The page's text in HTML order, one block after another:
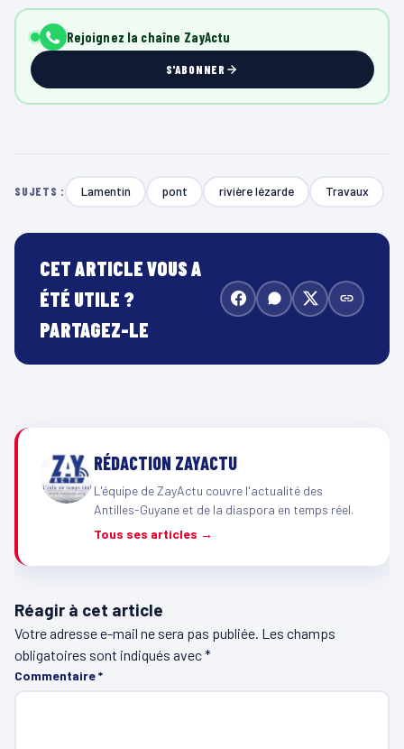
Rejoignez la chaîne ZayActu
S'ABONNER
SUJETS : Lamentin pont rivière lézarde Travaux
CET ARTICLE VOUS A
ÉTÉ UTILE ?
PARTAGEZ-LE
RÉDACTION ZAYACTU
L'équipe de ZayActu couvre l'actualité des
Antilles-Guyane et de la diaspora en temps réel.
Tous ses articles →
Réagir à cet article
Votre adresse e-mail ne sera pas publiée. Les champs
obligatoires sont indiqués avec*
Commentaire*